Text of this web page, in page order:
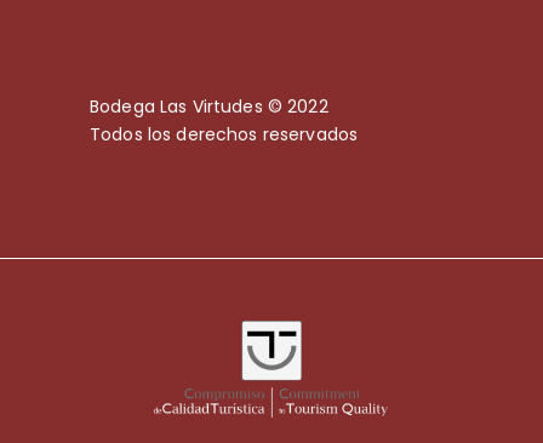
Bodega Las Virtudes © 2022
Todos los derechos reservados